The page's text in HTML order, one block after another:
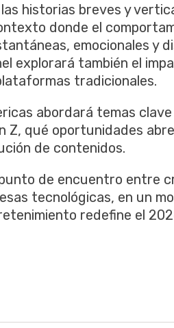
historias breves y
donde el
emocionales y
explorará también el
tradicionales.
abordará temas
Z, qué oportunidades
de contenidos.
de encuentro entre
tecnológicas, en un
redefine el